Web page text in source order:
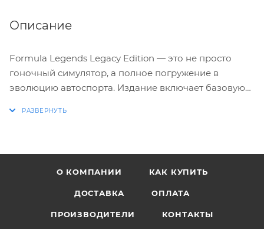
Описание
Formula Legends Legacy Edition — это не просто
гоночный симулятор, а полное погружение в
эволюцию автоспорта. Издание включает базовую
вдохновленными реальными прототипами с 1960-х
годов до современности. Каждая машина передает
О КОМПАНИИ КАК КУПИТЬ
ДОСТАВКА ОПЛАТА
ПРОИЗВОДИТЕЛИ КОНТАКТЫ